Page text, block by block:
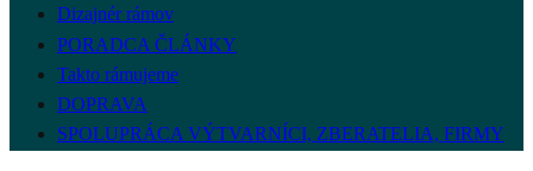
Dizajnér rámov
PORADCA ČLÁNKY
Takto rámujeme
DOPRAVA
SPOLUPRÁCA VÝTVARNÍCI, ZBERATELIA, FIRMY